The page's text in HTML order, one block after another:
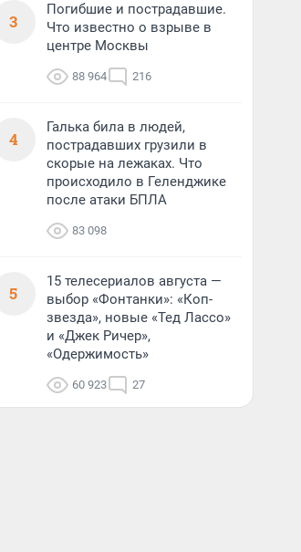
3
Погибшие и пострадавшие.
Что известно о взрыве в
центре Москвы
88 964 216
4
Галька била в людей,
пострадавших грузили в
скорые на лежаках. Что
происходило в Геленджике
после атаки БПЛА
83 098
5
15 телесериалов августа —
выбор «Фонтанки»: «Коп-
звезда», новые «Тед Лассо»
и «Джек Ричер»,
«Одержимость»
60 923 27